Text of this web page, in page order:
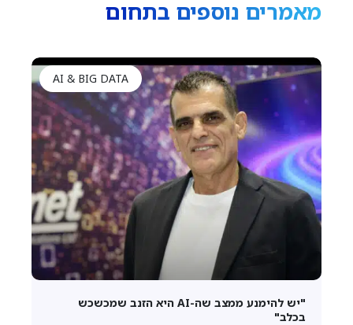
מאמרים נוספים בתחום
AI & BIG DATA
"יש להימנע ממצב שה-AI היא הזנב שמכשכש
בכלב"